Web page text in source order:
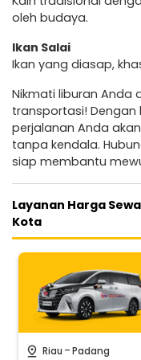
oleh budaya.
Ikan Salai
Ikan yang diasap,
Nikmati liburan Anda
transportasi! Dengan
perjalanan Anda
tanpa kendala.
siap membantu
Layanan Harga
Kota
pin_drop Riau -Padang